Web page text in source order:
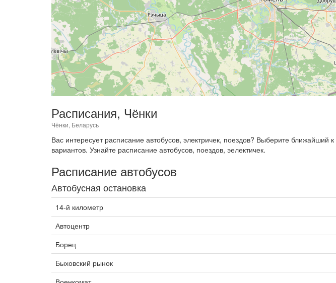
Расписания, Чёнки
Чёнки, Беларусь
Вас интересует расписание автобусов, электричек, поездов? Выберите ближайший
вариантов. Узнайте расписание автобусов, поездов, эелектичек.
Расписание автобусов
Автобусная остановка
14-й километр
Автоцентр
Борец
Быховский рынок